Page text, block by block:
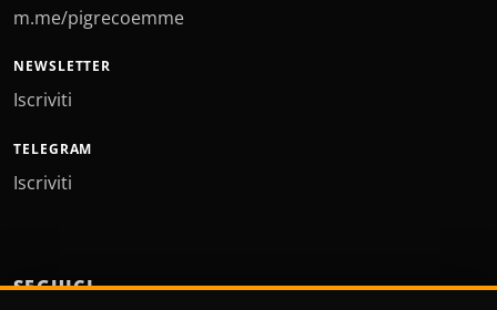
m.me/pigrecoemme
NEWSLETTER
Iscriviti
TELEGRAM
Iscriviti
SEGUICI